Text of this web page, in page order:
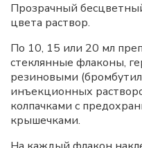
Прозрачный
цвета раствор.
По 10, 15 или 20 мл
стеклянные флаконы,
резиновыми
инъекционных
колпачками с
крышечками.